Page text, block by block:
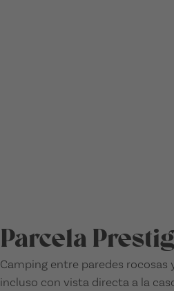
Parcela
Camping entre paredes rocosas
incluso con vista directa a la